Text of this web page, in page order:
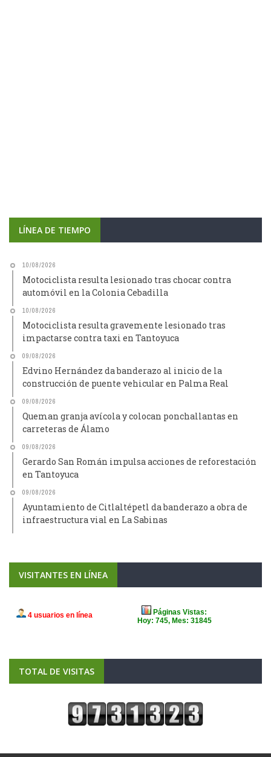
LÍNEA DE TIEMPO
10/08/2026
Motociclista resulta lesionado tras chocar contra
automóvil en la Colonia Cebadilla
10/08/2026
Motociclista resulta gravemente lesionado tras
impactarse contra taxi en Tantoyuca
09/08/2026
Edvino Hernández da banderazo al inicio de la
construcción de puente vehicular en Palma Real
09/08/2026
Queman granja avícola y colocan ponchallantas en
carreteras de Álamo
09/08/2026
Gerardo San Román impulsa acciones de reforestación
en Tantoyuca
09/08/2026
Ayuntamiento de Citlaltépetl da banderazo a obra de
infraestructura vial en La Sabinas
VISITANTES EN LÍNEA
TOTAL DE VISITAS